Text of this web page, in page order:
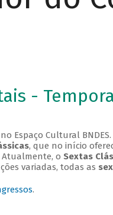
-
Espaço Cultural
, que no início
Atualmente, o Sextas
variadas, todas as
.